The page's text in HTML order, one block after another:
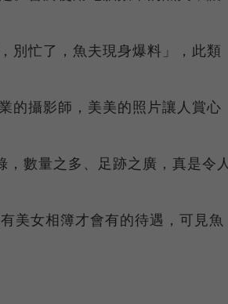
別忙了，魚夫現身爆料」，此類
的攝影師，美美的照片讓人賞心
數量之多、足跡之廣，真是令
美女相簿才會有的待遇，可見魚